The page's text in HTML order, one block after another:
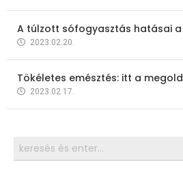
A túlzott sófogyasztás hatásai a
2023.02.20.
Tökéletes emésztés: itt a
2023.02.17.